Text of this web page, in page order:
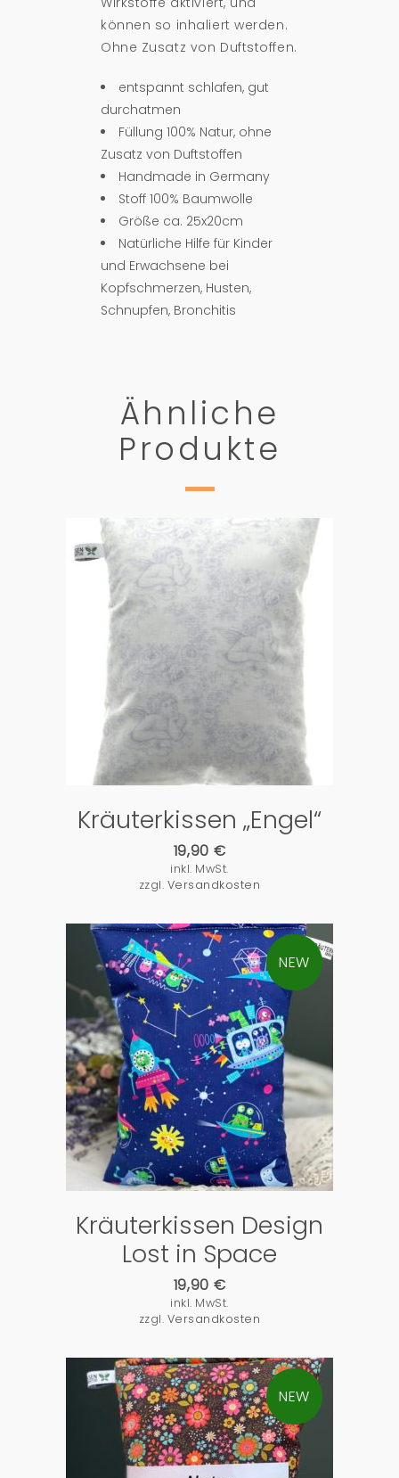
können so inhaliert werden.
Ohne Zusatz von Duftstoffen.
entspannt schlafen, gut
durchatmen
Füllung 100% Natur, ohne
Zusatz von Duftstoffen
Handmade in Germany
Stoff 100% Baumwolle
Größe ca. 25x20cm
Natürliche Hilfe für Kinder
und Erwachsene bei
Kopfschmerzen, Husten,
Schnupfen, Bronchitis
Ähnliche
Produkte
PRODUKTDETAILS
Kräuterkissen „Engel“
19,90 €
inkl. MwSt.
zzgl. Versandkosten
NEW
PRODUKTDETAILS
Kräuterkissen Design
Lost in Space
19,90 €
inkl. MwSt.
zzgl. Versandkosten
NEW